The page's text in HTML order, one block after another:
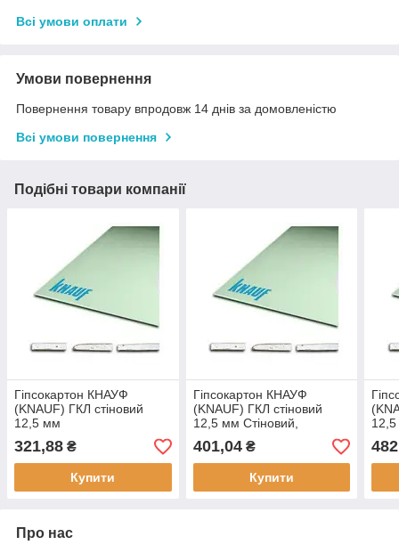
Всі умови оплати
Умови повернення
Повернення товару впродовж 14 днів за домовленістю
Всі умови повернення
Подібні товари компанії
Гіпсокартон КНАУФ
(KNAUF) ГКЛ стіновий
12,5 мм
321,88 ₴
Купити
Гіпсокартон КНАУФ
(KNAUF) ГКЛ стіновий
12,5 мм Стіновий,
12.5х1200х2500
401,04₴
Купити
Про нас